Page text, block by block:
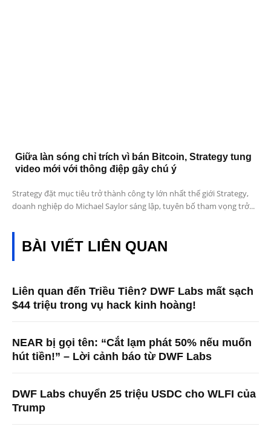
Giữa làn sóng chỉ trích vì bán Bitcoin, Strategy tung
video mới với thông điệp gây chú ý
Strategy đặt mục tiêu trở thành công ty lớn nhất thế giới Strategy,
doanh nghiệp do Michael Saylor sáng lập, tuyên bố tham vọng trở...
BÀI VIẾT LIÊN QUAN
Liên quan đến Triều Tiên? DWF Labs mất sạch
$44 triệu trong vụ hack kinh hoàng!
NEAR bị gọi tên: “Cắt lạm phát 50% nếu muốn
hút tiền!” – Lời cảnh báo từ DWF Labs
DWF Labs chuyển 25 triệu USDC cho WLFI của
Trump